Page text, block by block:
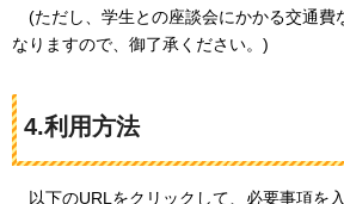
(ただし、学生との座談会にかかる交通費
なりますので、御了承ください。)
4.利用方法
以下のURLをクリックして、必要事項を